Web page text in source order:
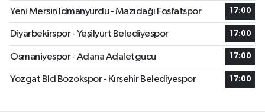
Yeni Mersin Idmanyurdu - Mazıdağı Fosfatspor 17:00
Diyarbekirspor - Yeşilyurt Belediyespor 17:00
Osmaniyespor - Adana Adaletgucu 17:00
Yozgat Bld Bozokspor - Kırşehir Belediyespor 17:00